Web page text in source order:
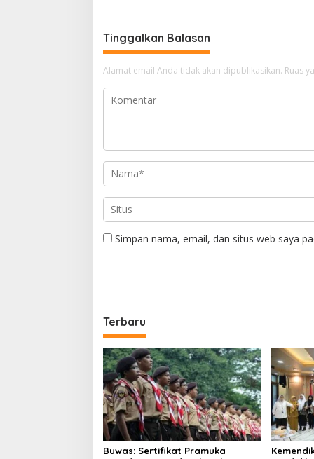
Tinggalkan Balasan
Alamat email Anda tidak akan dipublikasikan. Ruas
Simpan nama, email, dan situs web saya
Terbaru
Buwas: Sertifikat Pramuka